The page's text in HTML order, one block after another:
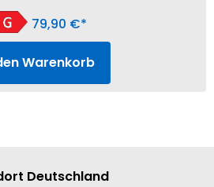
79,90 €
Warenkorb
Deutschland